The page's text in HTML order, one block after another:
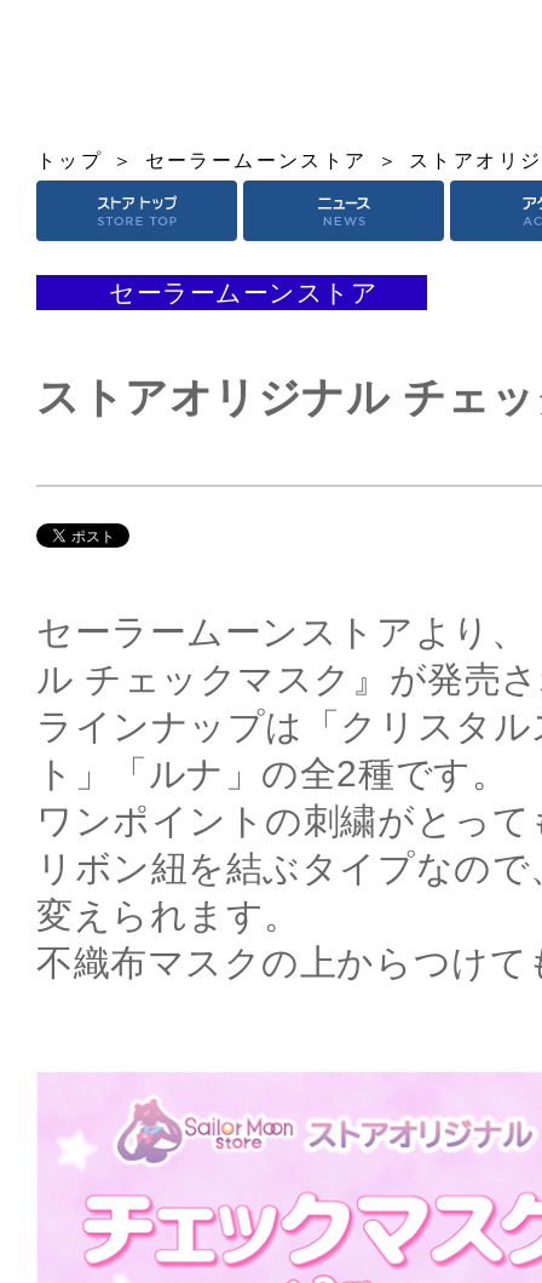
トップ セーラームーンストア ストアオリ
セーラームーンストア
ストアオリジナル チェ
セーラームーンストアより
ル チェックマスク』が発売
ラインナップは「クリスタ
ト」「ルナ」の全2種です。
ワンポイントの刺繍がとって
リボン紐を結ぶタイプなの
変えられます。
不織布マスクの上からつけ